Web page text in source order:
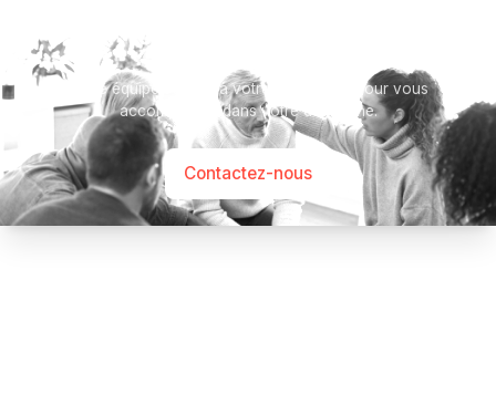
Notre équipe se tient à votre disposition pour vous
accompagner dans votre démarche.
Contactez-nous